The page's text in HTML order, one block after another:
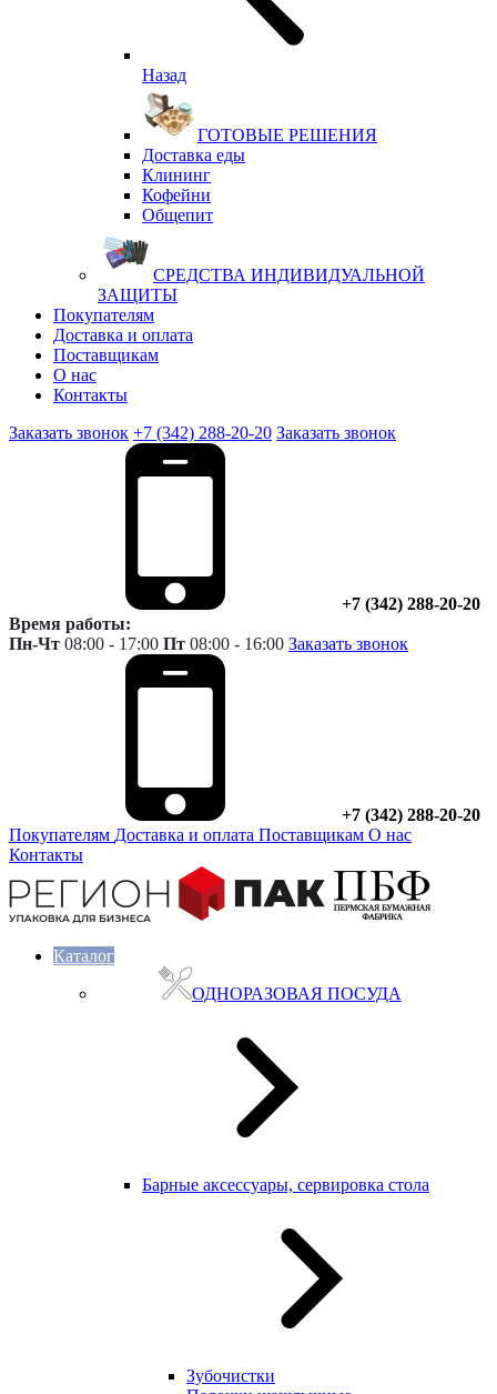
Назад
ГОТОВЫЕ РЕШЕНИЯ
Доставка еды
Клининг
Кофейни
Общепит
СРЕДСТВА ИНДИВИДУАЛЬНОЙ
ЗАЩИТЫ
Покупателям
Доставка и оплата
Поставщикам
О нас
Контакты
Заказать звонок +7 (342) 288-20-20 Заказать звонок
+7 (342) 288-20-20
Время работы:
Пн-Чт 08:00 - 17:00 Пт 08:00 - 16:00 Заказать звонок
+7 (342) 288-20-20
Покупателям Доставка и оплата Поставщикам О нас
Контакты
Каталог
ОДНОРАЗОВАЯ ПОСУДА
Барные аксессуары, сервировка стола
Зубочистки